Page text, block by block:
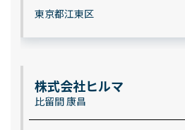
東京都江東区
株式会社ヒルマ
比留間 康昌